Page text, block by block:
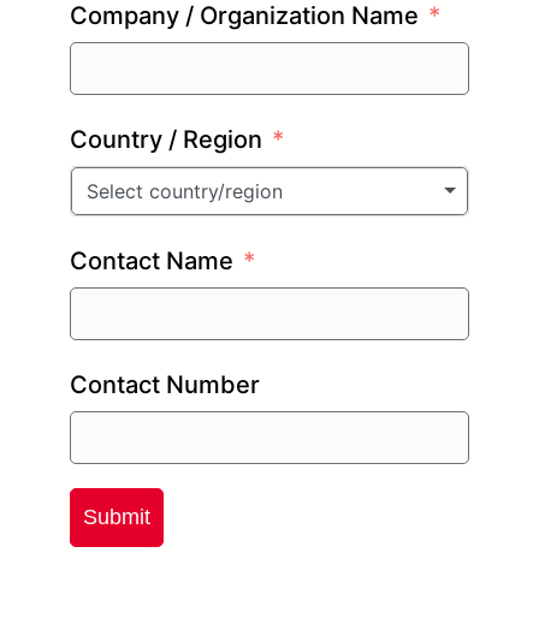
Company / Organization Name
Country / Region
Select country/region
Contact Name
Contact Number
Submit